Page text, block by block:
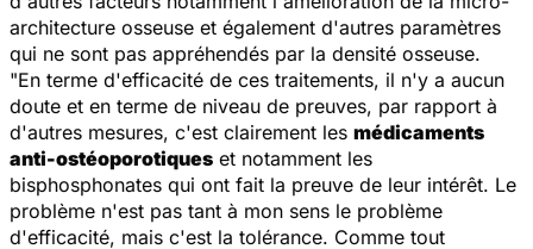
architecture osseuse et également d'autres paramètres
qui ne sont pas appréhendés par la densité osseuse.
"En terme d'efficacité de ces traitements, il n'y a aucun
doute et en terme de niveau de preuves, par rapport à
d'autres mesures, c'est clairement les médicaments
anti-ostéoporotiques et notamment les
bisphosphonates qui ont fait la preuve de leur intérêt. Le
problème n'est pas tant à mon sens le problème
d'efficacité, mais c'est la tolérance. Comme tout